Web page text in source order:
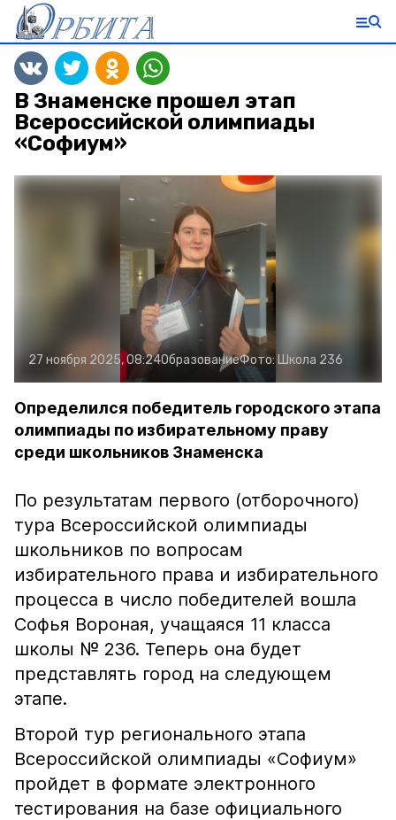
В Знаменске прошел этап
Всероссийской олимпиады
«Софиум»
27 ноября 2025, 08:24ОбразованиеФото: Школа 236
Определился победитель городского этапа
олимпиады по избирательному праву
среди школьников Знаменска
По результатам первого (отборочного)
тура Всероссийской олимпиады
школьников по вопросам
избирательного права и избирательного
процесса в число победителей вошла
Софья Вороная, учащаяся 11 класса
школы № 236. Теперь она будет
представлять город на следующем
этапе.
Второй тур регионального этапа
Всероссийской олимпиады «Софиум»
пройдет в формате электронного
тестирования на базе официального